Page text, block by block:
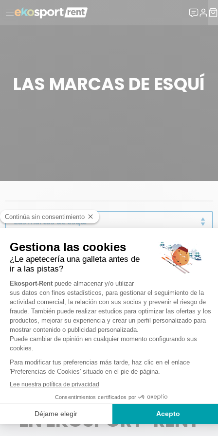
LAS MARCAS DE ESQUÍ
Las marcas de esquí
Descubre las mejores marcas de esquí disponibles para
alquilar en nuestras tiendas Ekosport-Rent
Dynastar
Salomon
Atomic
Volkl
Nordica
Blizzard
...
ALQUILE SUS ESQUÍS
EN EKOSPORT-RENT